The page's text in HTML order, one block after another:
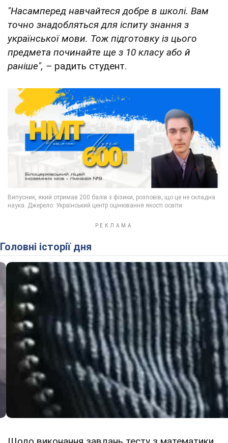
"Насамперед навчайтеся добре в школі. Вам
точно знадобляться для іспиту знання з
української мови. Тож підготовку із цього
предмета починайте ще з 10 класу або й
раніше", – радить студент.
Головні історії дня